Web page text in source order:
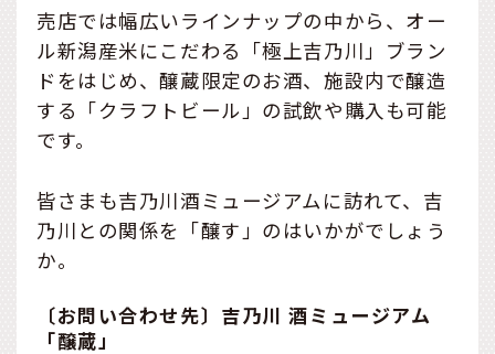
売店では幅広いラインナップの中から、オー
ル新潟産米にこだわる「極上吉乃川」ブラン
ドをはじめ、醸蔵限定のお酒、施設内で醸造
する「クラフトビール」の試飲や購入も可能
です。
皆さまも吉乃川酒ミュージアムに訪れて、吉
乃川との関係を「醸す」のはいかがでしょう
か。
〔お問い合わせ先〕吉乃川 酒ミュージアム
「醸蔵」